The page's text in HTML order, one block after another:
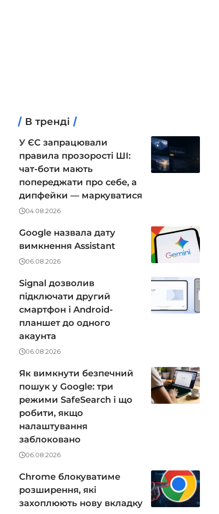
В тренді
У ЄС запрацювали
правила прозорості ШІ:
чат-боти мають
попереджати про себе, а
дипфейки — маркуватися
04.08.2026
Google назвала дату
вимкнення Assistant
06.08.2026
Signal дозволив
підключати другий
смартфон і Android-
планшет до одного
акаунта
06.08.2026
Як вимкнути безпечний
пошук у Google: три
режими SafeSearch і що
робити, якщо
налаштування
заблоковано
06.08.2026
Chrome блокуватиме
розширення, які
захоплюють нову вкладку